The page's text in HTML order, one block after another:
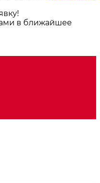
в ближайшее